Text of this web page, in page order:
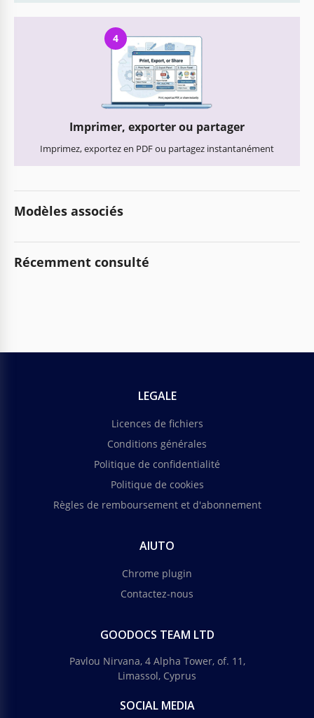
4
Imprimer, exporter ou partager
Imprimez, exportez en PDF ou partagez instantanément
Modèles associés
Récemment consulté
LEGALE
Licences de fichiers
Conditions générales
Politique de confidentialité
Politique de cookies
Règles de remboursement et d'abonnement
AIUTO
Chrome plugin
Contactez-nous
GOODOCS TEAM LTD
Pavlou Nirvana, 4 Alpha Tower, of. 11,
Limassol, Cyprus
SOCIAL MEDIA